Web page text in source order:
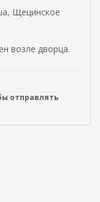
Щецинское
возле дворца.
отправлять